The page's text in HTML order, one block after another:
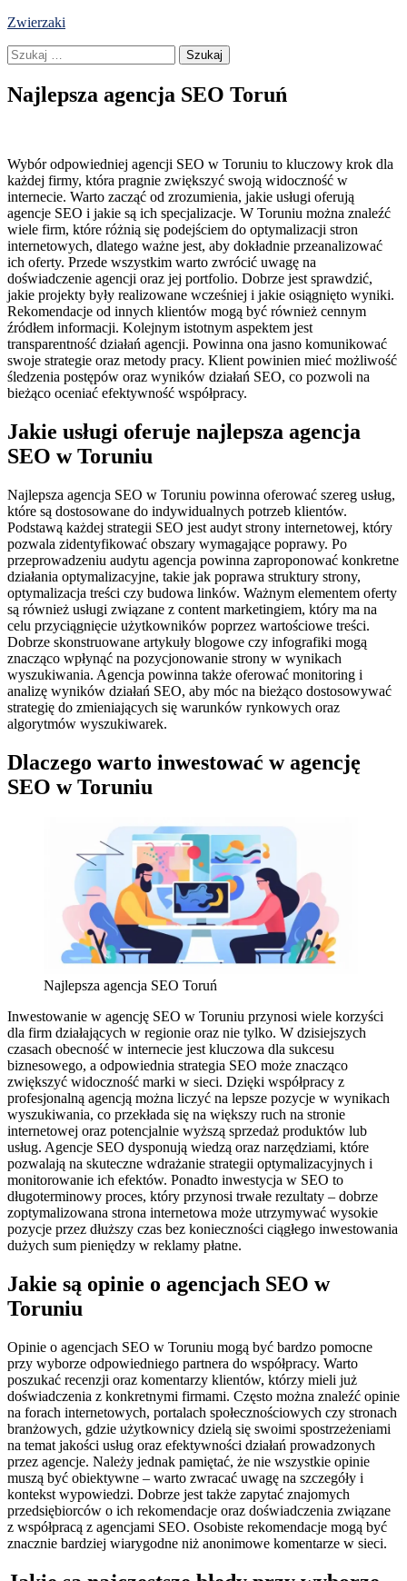
Skip
content
Zwierzaki
Szukaj:
Najlepsza agencja SEO Toruń
Wybór odpowiedniej agencji SEO w Toruniu to kluczowy krok dla
każdej firmy, która pragnie zwiększyć swoją widoczność w
internecie. Warto zacząć od zrozumienia, jakie usługi oferują
agencje SEO i jakie są ich specjalizacje. W Toruniu można znaleźć
wiele firm, które różnią się podejściem do optymalizacji stron
internetowych, dlatego ważne jest, aby dokładnie przeanalizować
ich oferty. Przede wszystkim warto zwrócić uwagę na
doświadczenie agencji oraz jej portfolio. Dobrze jest sprawdzić,
jakie projekty były realizowane wcześniej i jakie osiągnięto wyniki.
Rekomendacje od innych klientów mogą być również cennym
źródłem informacji. Kolejnym istotnym aspektem jest
transparentność działań agencji. Powinna ona jasno komunikować
swoje strategie oraz metody pracy. Klient powinien mieć możliwość
śledzenia postępów oraz wyników działań SEO, co pozwoli na
bieżąco oceniać efektywność współpracy.
Jakie usługi oferuje najlepsza agencja
SEO w Toruniu
Najlepsza agencja SEO w Toruniu powinna oferować szereg usług,
które są dostosowane do indywidualnych potrzeb klientów.
Podstawą każdej strategii SEO jest audyt strony internetowej, który
pozwala zidentyfikować obszary wymagające poprawy. Po
przeprowadzeniu audytu agencja powinna zaproponować konkretne
działania optymalizacyjne, takie jak poprawa struktury strony,
optymalizacja treści czy budowa linków. Ważnym elementem oferty
są również usługi związane z content marketingiem, który ma na
celu przyciągnięcie użytkowników poprzez wartościowe treści.
Dobrze skonstruowane artykuły blogowe czy infografiki mogą
znacząco wpłynąć na pozycjonowanie strony w wynikach
wyszukiwania. Agencja powinna także oferować monitoring i
analizę wyników działań SEO, aby móc na bieżąco dostosowywać
strategię do zmieniających się warunków rynkowych oraz
algorytmów wyszukiwarek.
Dlaczego warto inwestować w agencję
SEO w Toruniu
Najlepsza agencja SEO Toruń
Inwestowanie w agencję SEO w Toruniu przynosi wiele korzyści
dla firm działających w regionie oraz nie tylko. W dzisiejszych
czasach obecność w internecie jest kluczowa dla sukcesu
biznesowego, a odpowiednia strategia SEO może znacząco
zwiększyć widoczność marki w sieci. Dzięki współpracy z
profesjonalną agencją można liczyć na lepsze pozycje w wynikach
wyszukiwania, co przekłada się na większy ruch na stronie
internetowej oraz potencjalnie wyższą sprzedaż produktów lub
usług. Agencje SEO dysponują wiedzą oraz narzędziami, które
pozwalają na skuteczne wdrażanie strategii optymalizacyjnych i
monitorowanie ich efektów. Ponadto inwestycja w SEO to
długoterminowy proces, który przynosi trwałe rezultaty – dobrze
zoptymalizowana strona internetowa może utrzymywać wysokie
pozycje przez dłuższy czas bez konieczności ciągłego inwestowania
dużych sum pieniędzy w reklamy płatne.
Jakie są opinie o agencjach SEO w
Toruniu
Opinie o agencjach SEO w Toruniu mogą być bardzo pomocne
przy wyborze odpowiedniego partnera do współpracy. Warto
poszukać recenzji oraz komentarzy klientów, którzy mieli już
doświadczenia z konkretnymi firmami. Często można znaleźć opinie
na forach internetowych, portalach społecznościowych czy stronach
branżowych, gdzie użytkownicy dzielą się swoimi spostrzeżeniami
na temat jakości usług oraz efektywności działań prowadzonych
przez agencje. Należy jednak pamiętać, że nie wszystkie opinie
muszą być obiektywne – warto zwracać uwagę na szczegóły i
kontekst wypowiedzi. Dobrze jest także zapytać znajomych
przedsiębiorców o ich rekomendacje oraz doświadczenia związane
z współpracą z agencjami SEO. Osobiste rekomendacje mogą być
znacznie bardziej wiarygodne niż anonimowe komentarze w sieci.